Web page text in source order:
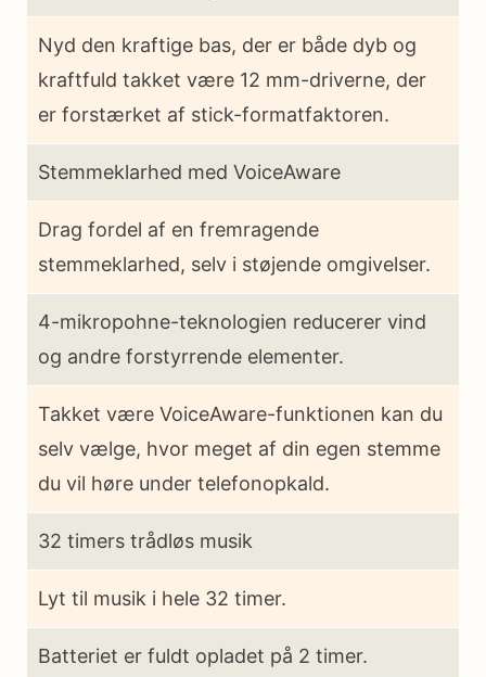
Nyd den kraftige bas, der er både dyb og
kraftfuld takket være 12 mm-driverne, der
er forstærket af stick-formatfaktoren.
Stemmeklarhed med VoiceAware
Drag fordel af en fremragende
stemmeklarhed, selv i støjende omgivelser.
4-mikropohne-teknologien reducerer vind
og andre forstyrrende elementer.
Takket være VoiceAware-funktionen kan du
selv vælge, hvor meget af din egen stemme
du vil høre under telefonopkald.
32 timers trådløs musik
Lyt til musik i hele 32 timer.
Batteriet er fuldt opladet på 2 timer.